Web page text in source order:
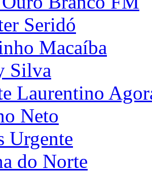
Seridó
Macaíba
Silva
Laurentino
Neto
Urgente
do Norte